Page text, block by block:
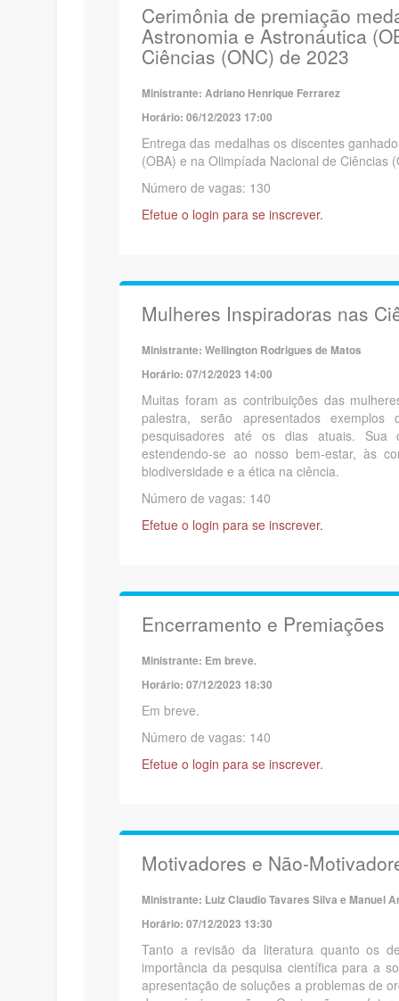
Cerimônia de premiação
Astronomia e Astronáutica
Ciências (ONC) de 2023
Ministrante: Adriano Henrique Ferrarez
Horário: 06/12/2023 17:00
Entrega das medalhas os discentes
(OBA) e na Olimpíada Nacional de Ciências
Número de vagas: 130
Efetue o login para se inscrever.
Mulheres Inspiradoras nas
Ministrante: Wellington Rodrigues de Matos
Horário: 07/12/2023 14:00
Muitas foram as contribuições das
palestra, serão apresentados
pesquisadores até os dias atuais. Sua
estendendo-se ao nosso bem-estar, às
biodiversidade e a ética na ciência.
Número de vagas: 140
Efetue o login para se inscrever.
Encerramento e Premiações
Ministrante: Em breve.
Horário: 07/12/2023 18:30
Em breve.
Número de vagas: 140
Efetue o login para se inscrever.
Motivadores e Não-
Ministrante: Luiz Claudio Tavares Silva e Manuel
Horário: 07/12/2023 13:30
Tanto a revisão da literatura quanto os
importância da pesquisa científica para a
apresentação de soluções a problemas de